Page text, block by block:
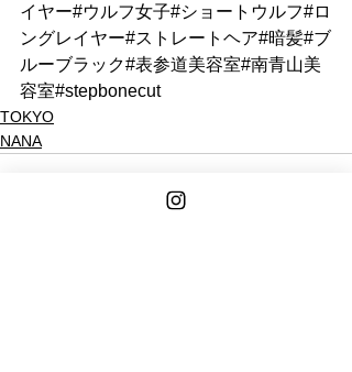
イヤー#ウルフ女子#ショートウルフ#ロ
ングレイヤー#ストレートヘア#暗髪#ブ
ルーブラック#表参道美容室#南青山美
容室#stepbonecut
TOKYO
NANA